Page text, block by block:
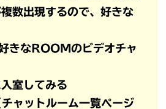
数出現するので、好きな
なROOMのビデオチャ
室してみる
ャットルーム一覧ページ